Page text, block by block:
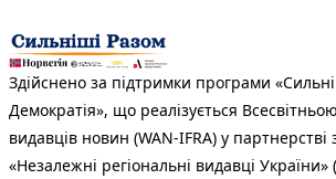
Здійснено за підтримки програми
Демократія», що реалізується
видавців новин (WAN-IFRA) у партнерстві
«Незалежні регіональні видавці